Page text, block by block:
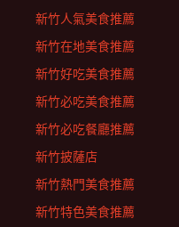
新竹人氣美食推薦
新竹在地美食推薦
新竹好吃美食推薦
新竹必吃美食推薦
新竹必吃餐廳推薦
新竹披薩店
新竹熱門美食推薦
新竹特色美食推薦